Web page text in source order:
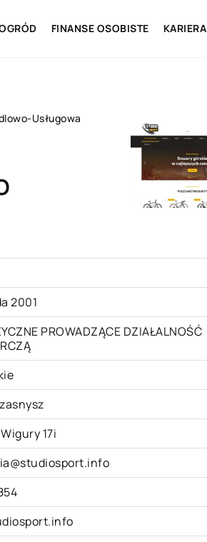
FINANSE OSOBISTE KARIERA
Usługowa
2001
PROWADZĄCE DZIAŁALNOŚĆ
17i